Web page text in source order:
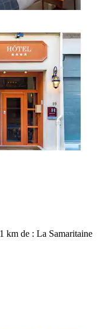
km de : La Samaritaine